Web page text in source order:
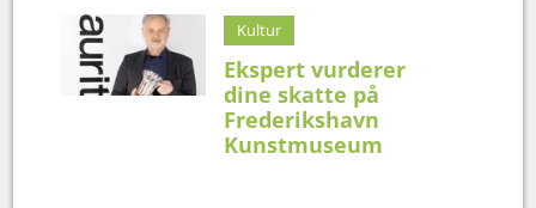
Kultur
Ekspert vurderer
dine skatte på
Frederikshavn
Kunstmuseum